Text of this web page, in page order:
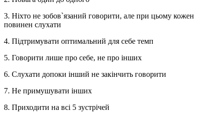
3. Ніхто не зобов`язаний говорити, але при цьому кожен
повинен слухати
4. Підтримувати оптимальний для себе темп
5. Говорити лише про себе, не про інших
6. Слухати допоки інший не закінчить говорити
7. Не примушувати інших
8. Приходити на всі 5 зустрічей